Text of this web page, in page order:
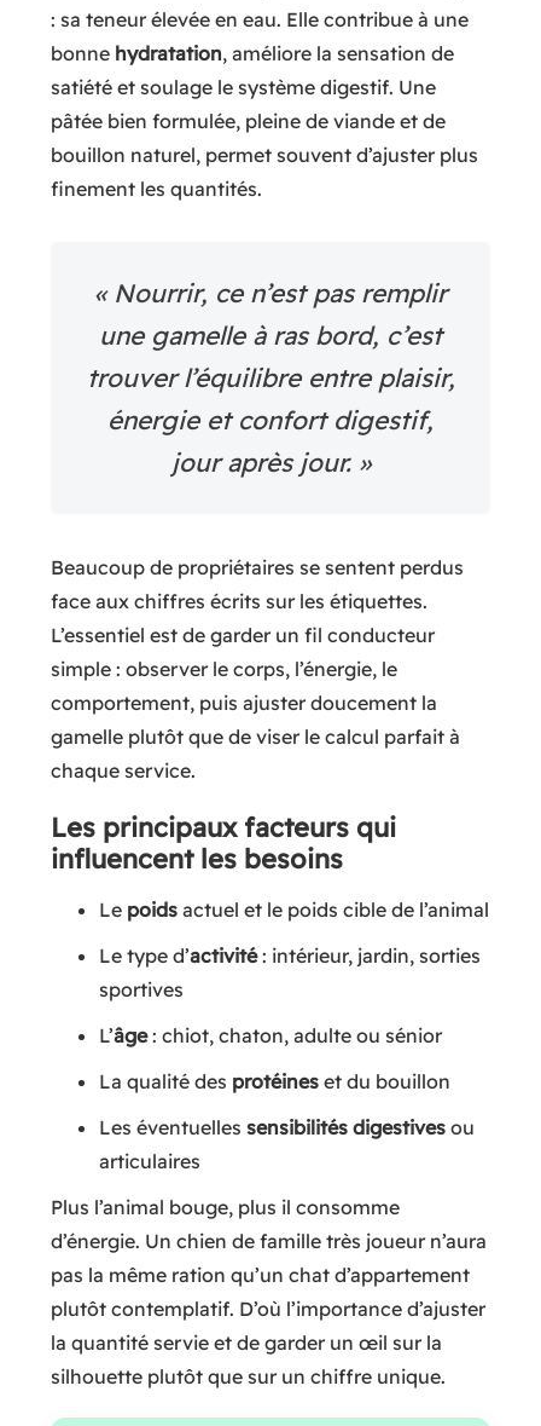
: sa teneur élevée en eau. Elle contribue à une
bonne hydratation, améliore la sensation de
satiété et soulage le système digestif. Une
pâtée bien formulée, pleine de viande et de
bouillon naturel, permet souvent d’ajuster plus
finement les quantités.
« Nourrir, ce n’est pas remplir
une gamelle à ras bord, c’est
trouver l’équilibre entre plaisir,
énergie et confort digestif,
jour après jour. »
Beaucoup de propriétaires se sentent perdus
face aux chiffres écrits sur les étiquettes.
L’essentiel est de garder un fil conducteur
simple : observer le corps, l’énergie, le
comportement, puis ajuster doucement la
gamelle plutôt que de viser le calcul parfait à
chaque service.
Les principaux facteurs qui
influencent les besoins
Le poidsactuel et le poids cible de l’animal
Le type d’activité: intérieur, jardin, sorties
sportives
L’âge: chiot, chaton, adulte ou sénior
La qualité des protéineset du bouillon
Les éventuelles sensibilités digestivesou
articulaires
Plus l’animal bouge, plus il consomme
d’énergie. Un chien de famille très joueur n’aura
pas la même ration qu’un chat d’appartement
plutôt contemplatif. D’où l’importance d’ajuster
la quantité servie et de garder un œil sur la
silhouette plutôt que sur un chiffre unique.